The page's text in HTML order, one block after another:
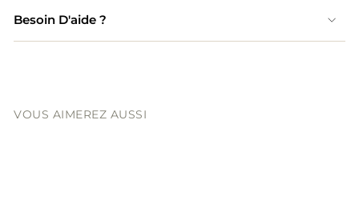
Besoin D'aide ?
VOUS AIMEREZ AUSSI